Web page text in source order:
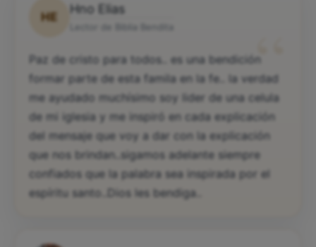
HE
Hno Elias
“
Paz de cristo para todos.. es una bendición
formar parte de esta famila en la fe.. la verdad
me ayudado muchísimo soy lider de una celula
de mi iglesia y me inspiró en cada explicación
del mensaje que voy a dar con la explicación
que nos brindan..sigamos adelante siempre
confiados que la palabra sea inspirada por el
espíritu santo..Dios les bendiga..